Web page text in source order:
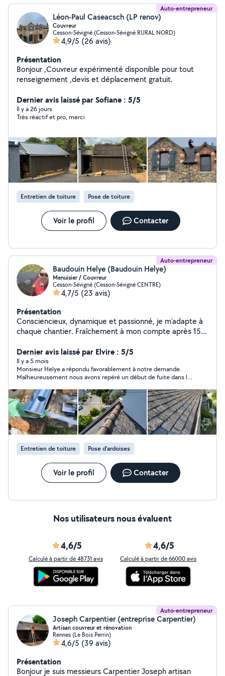
Auto-entrepreneur
Léon-Paul Caseacsch (LP renov)
Couvreur
Cesson-Sévigné (Cesson-Sévigné RURAL NORD)
4,9/5 (26 avis)
Présentation
Bonjour ,Couvreur expérimenté disponible pour tout
renseignement ,devis et déplacement gratuit.
Dernier avis laissé par Sofiane : 5/5
Il y a 26 jours
Très réactif et pro, merci
Entretien de toiture Pose de toiture
Voir le profil Contacter
Auto-entrepreneur
Baudouin Helye (Baudouin Helye)
Menuisier / Couvreur
Cesson-Sévigné (Cesson-Sévigné CENTRE)
4,7/5 (23 avis)
Présentation
Consciencieux, dynamique et passionné, je m'adapte à
chaque chantier. Fraîchement à mon compte après 15
sera un défi, que nous remporterons ensemble.
Dernier avis laissé par Elvire : 5/5
Il y a 5 mois
Monsieur Helye a répondu favorablement à notre demande.
Malheureusement nous avons repéré un début de fuite dans le
conséquent eu recours aux services d'un confrère qui était
disponible plus tôt.
Entretien de toiture Pose d'ardoises
Voir le profil Contacter
Nos utilisateurs nous évaluent
4,6/5
Calculé à partir de 48731 avis
4,6/5
Calculé à partir de 66000 avis
Auto-entrepreneur
Joseph Carpentier (entreprise Carpentier)
Artisan couvreur et rénovation
Rennes (Le Bois Perrin)
4,6/5 (39 avis)
Présentation
Bonjour je suis messieurs Carpentier Joseph artisan